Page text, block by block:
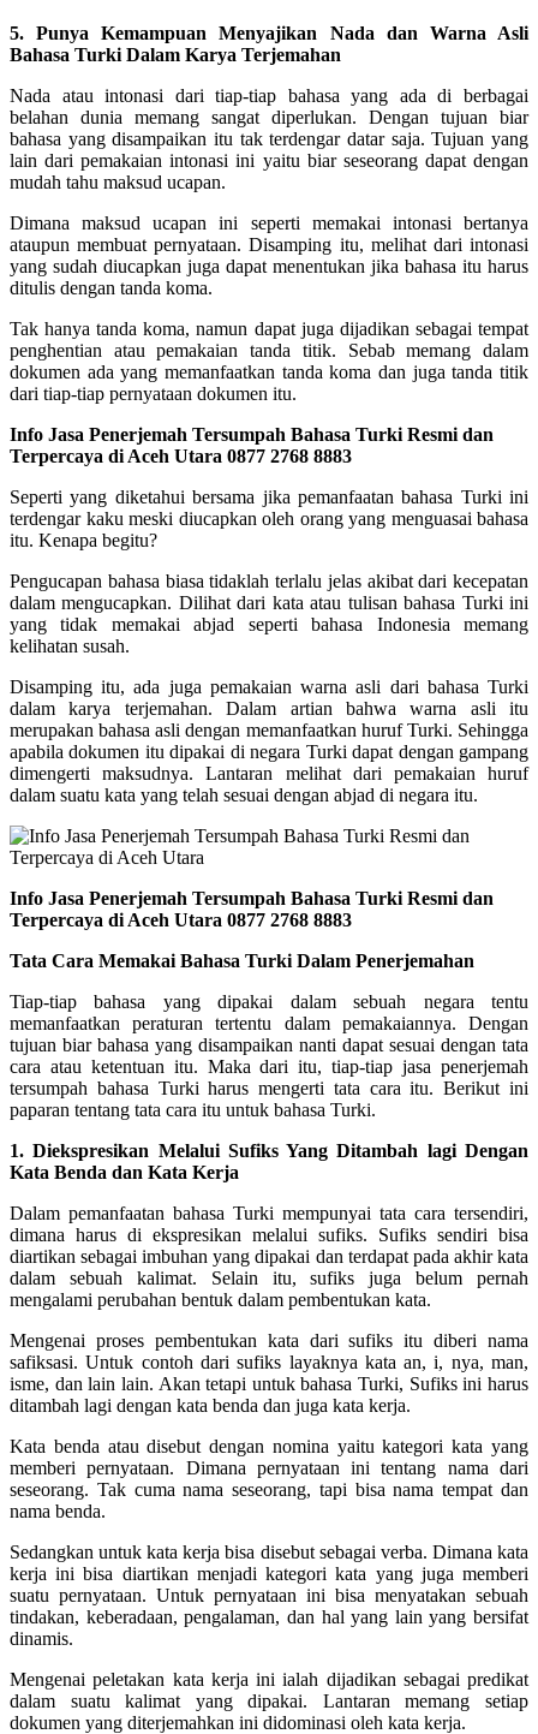
5. Punya Kemampuan Menyajikan Nada dan Warna Asli
Bahasa Turki Dalam Karya Terjemahan
Nada atau intonasi dari tiap-tiap bahasa yang ada di berbagai
belahan dunia memang sangat diperlukan. Dengan tujuan biar
bahasa yang disampaikan itu tak terdengar datar saja. Tujuan yang
lain dari pemakaian intonasi ini yaitu biar seseorang dapat dengan
mudah tahu maksud ucapan.
Dimana maksud ucapan ini seperti memakai intonasi bertanya
ataupun membuat pernyataan. Disamping itu, melihat dari intonasi
yang sudah diucapkan juga dapat menentukan jika bahasa itu harus
ditulis dengan tanda koma.
Tak hanya tanda koma, namun dapat juga dijadikan sebagai tempat
penghentian atau pemakaian tanda titik. Sebab memang dalam
dokumen ada yang memanfaatkan tanda koma dan juga tanda titik
dari tiap-tiap pernyataan dokumen itu.
Info Jasa Penerjemah Tersumpah Bahasa Turki Resmi dan
Terpercaya di Aceh Utara 0877 2768 8883
Seperti yang diketahui bersama jika pemanfaatan bahasa Turki ini
terdengar kaku meski diucapkan oleh orang yang menguasai bahasa
itu. Kenapa begitu?
Pengucapan bahasa biasa tidaklah terlalu jelas akibat dari kecepatan
dalam mengucapkan. Dilihat dari kata atau tulisan bahasa Turki ini
yang tidak memakai abjad seperti bahasa Indonesia memang
kelihatan susah.
Disamping itu, ada juga pemakaian warna asli dari bahasa Turki
dalam karya terjemahan. Dalam artian bahwa warna asli itu
merupakan bahasa asli dengan memanfaatkan huruf Turki. Sehingga
apabila dokumen itu dipakai di negara Turki dapat dengan gampang
dimengerti maksudnya. Lantaran melihat dari pemakaian huruf
dalam suatu kata yang telah sesuai dengan abjad di negara itu.
Info Jasa Penerjemah Tersumpah Bahasa Turki Resmi dan
Terpercaya di Aceh Utara 0877 2768 8883
Tata Cara Memakai Bahasa Turki Dalam Penerjemahan
Tiap-tiap bahasa yang dipakai dalam sebuah negara tentu
memanfaatkan peraturan tertentu dalam pemakaiannya. Dengan
tujuan biar bahasa yang disampaikan nanti dapat sesuai dengan tata
cara atau ketentuan itu. Maka dari itu, tiap-tiap jasa penerjemah
tersumpah bahasa Turki harus mengerti tata cara itu. Berikut ini
paparan tentang tata cara itu untuk bahasa Turki.
1. Diekspresikan Melalui Sufiks Yang Ditambah lagi Dengan
Kata Benda dan Kata Kerja
Dalam pemanfaatan bahasa Turki mempunyai tata cara tersendiri,
dimana harus di ekspresikan melalui sufiks. Sufiks sendiri bisa
diartikan sebagai imbuhan yang dipakai dan terdapat pada akhir kata
dalam sebuah kalimat. Selain itu, sufiks juga belum pernah
mengalami perubahan bentuk dalam pembentukan kata.
Mengenai proses pembentukan kata dari sufiks itu diberi nama
safiksasi. Untuk contoh dari sufiks layaknya kata an, i, nya, man,
isme, dan lain lain. Akan tetapi untuk bahasa Turki, Sufiks ini harus
ditambah lagi dengan kata benda dan juga kata kerja.
Kata benda atau disebut dengan nomina yaitu kategori kata yang
memberi pernyataan. Dimana pernyataan ini tentang nama dari
seseorang. Tak cuma nama seseorang, tapi bisa nama tempat dan
nama benda.
Sedangkan untuk kata kerja bisa disebut sebagai verba. Dimana kata
kerja ini bisa diartikan menjadi kategori kata yang juga memberi
suatu pernyataan. Untuk pernyataan ini bisa menyatakan sebuah
tindakan, keberadaan, pengalaman, dan hal yang lain yang bersifat
dinamis.
Mengenai peletakan kata kerja ini ialah dijadikan sebagai predikat
dalam suatu kalimat yang dipakai. Lantaran memang setiap
dokumen yang diterjemahkan ini didominasi oleh kata kerja.